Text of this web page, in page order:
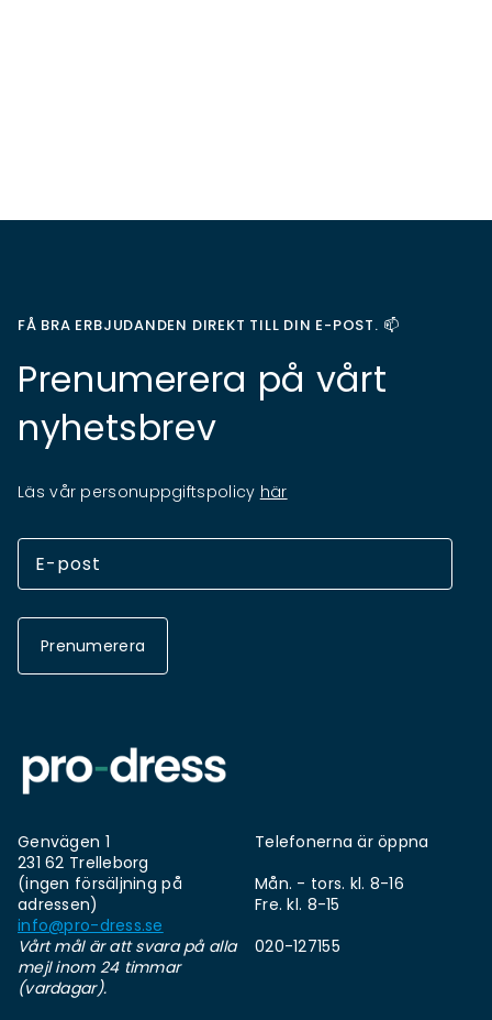
FÅ BRA ERBJUDANDEN DIREKT TILL DIN E-POST. 📫
Prenumerera på vårt
nyhetsbrev
Läs vår personuppgiftspolicy här
Prenumerera
Genvägen 1
231 62 Trelleborg
(ingen försäljning på
adressen)
info@pro-dress.se
Vårt mål är att svara på alla
mejl inom 24 timmar
(vardagar).
Telefonerna är öppna
Mån. - tors. kl. 8-16
Fre. kl. 8-15
020-127155